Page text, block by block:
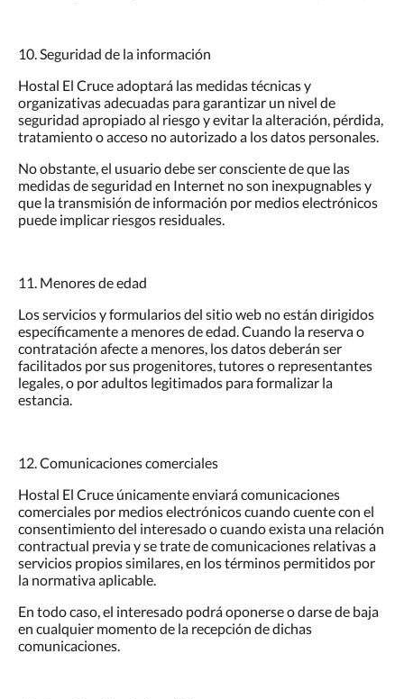
10. Seguridad de la información
Hostal El Cruce adoptará las medidas técnicas y
organizativas adecuadas para garantizar un nivel de
seguridad apropiado al riesgo y evitar la alteración, pérdida,
tratamiento o acceso no autorizado a los datos personales.
No obstante, el usuario debe ser consciente de que las
medidas de seguridad en Internet no son inexpugnables y
que la transmisión de información por medios electrónicos
puede implicar riesgos residuales.
11. Menores de edad
Los servicios y formularios del sitio web no están dirigidos
específicamente a menores de edad. Cuando la reserva o
contratación afecte a menores, los datos deberán ser
facilitados por sus progenitores, tutores o representantes
legales, o por adultos legitimados para formalizar la
estancia.
12. Comunicaciones comerciales
Hostal El Cruce únicamente enviará comunicaciones
comerciales por medios electrónicos cuando cuente con el
consentimiento del interesado o cuando exista una relación
contractual previa y se trate de comunicaciones relativas a
servicios propios similares, en los términos permitidos por
la normativa aplicable.
En todo caso, el interesado podrá oponerse o darse de baja
en cualquier momento de la recepción de dichas
comunicaciones.